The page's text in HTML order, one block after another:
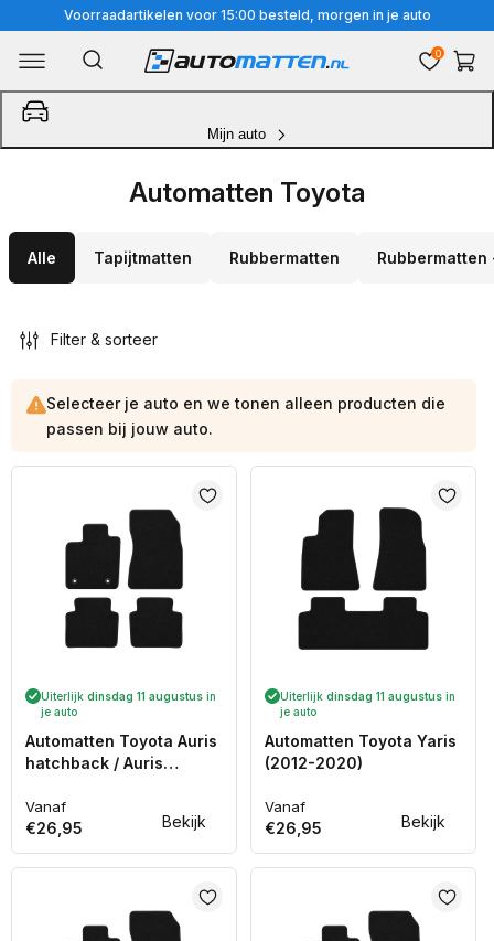
naar
content
Voorraadartikelen voor 15:00 besteld, morgen in je auto
Mijn auto
0
Automatten Toyota
Alle Tapijtmatten Rubbermatten
Filter & sorteer
Selecteer je auto en we tonen alleen producten die
passen bij jouw auto.
Bekijk
Uiterlijk dinsdag 11 augustus in
je auto
Automatten Toyota Auris
hatchback / Auris
2019)
Normale
prijs
Vanaf
€26,95 Bekijk
Uiterlijk dinsdag 11 augustus in
je auto
Automatten Toyota Yaris
(2012-2020)
Normale
prijs
Vanaf
€26,95